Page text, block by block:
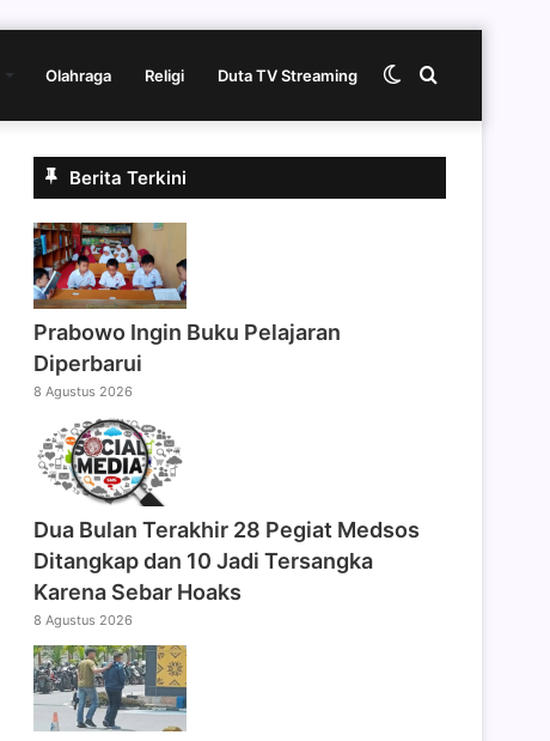
Olahraga Religi Duta TV Streaming Cari
Switch
Berita Terkini
Prabowo Ingin Buku Pelajaran
Diperbarui
8 Agustus 2026
Dua Bulan Terakhir 28 Pegiat Medsos
Ditangkap dan 10 Jadi Tersangka
Karena Sebar Hoaks
8 Agustus 2026